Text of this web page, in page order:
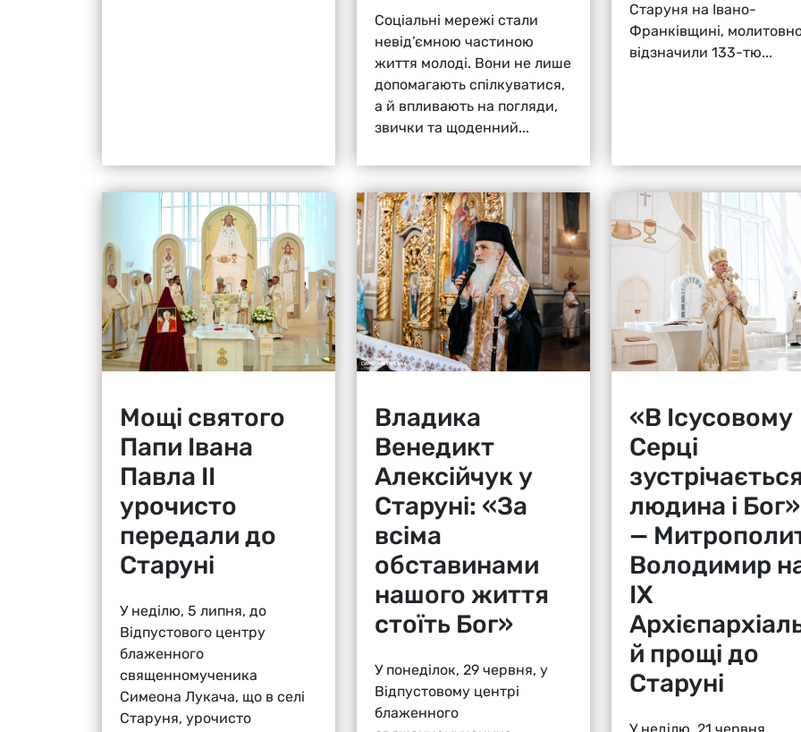
Соціальні мережі стали
невід’ємною частиною
життя молоді. Вони не лише
допомагають спілкуватися,
а й впливають на погляди,
звички та щоденний...
Старуня на Івано-
Франківщині,
відзначили 133-тю...
Мощі святого
Папи Івана
Павла ІІ
урочисто
передали до
Старуні
У неділю, 5 липня, до
Відпустового центру
блаженного
священномученика
Симеона Лукача, що в селі
Старуня, урочисто
Владика
Венедикт
Алексійчук у
Старуні: «За
всіма
обставинами
нашого життя
стоїть Бог»
У понеділок, 29 червня, у
Відпустовому центрі
блаженного
«В Ісусовому
Серці
людина і
—
Володимир
ІХ
й прощі до
Старуні